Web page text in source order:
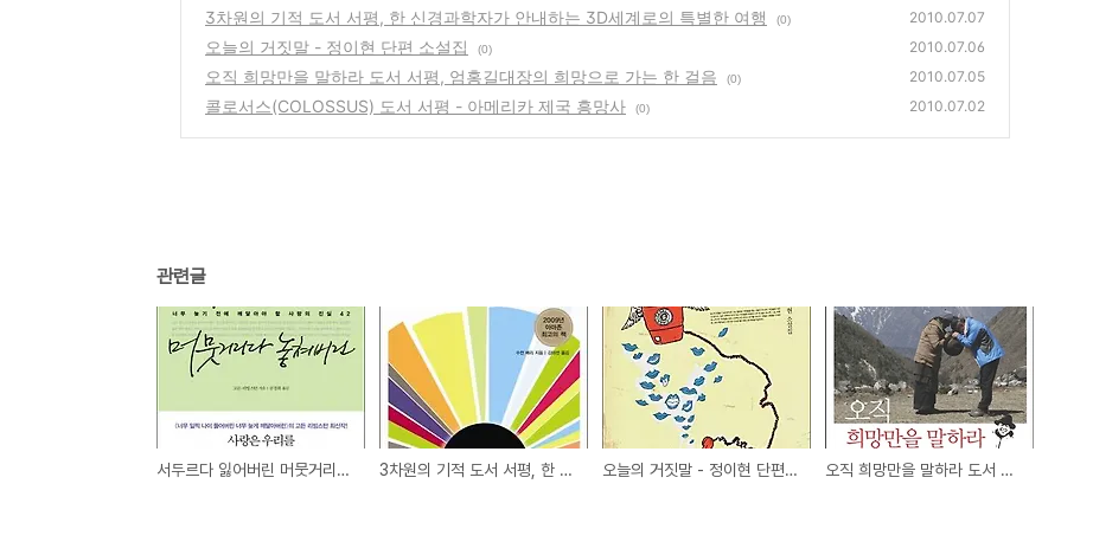
3차원의 기적 도서 서평, 한 신경과학자가 안내하는 3D세계로의 특별한 여행 (0) 2010.07.07
오늘의 거짓말 - 정이현 단편 소설집 (0) 2010.07.06
오직 희망만을 말하라 도서 서평, 엄홍길대장의 희망으로 가는 한 걸음 (0) 2010.07.05
콜로서스(COLOSSUS) 도서 서평 - 아메리카 제국 흥망사 (0) 2010.07.02
관련글
서두르다 잃어버린 머뭇거리다 놓쳐버린 도서 서평, 너무 늦기 전에 깨달아야 할 사랑의 진실 42 3차원의 기적 도서 서평, 한 신경과학자가 안내하는 3D세계로의 특별한 여행 오늘의 거짓말 - 정이현 단편 소설집 오직 희망만을 말하라 도서 서평, 엄홍길대장의 희망으로 가는 한 걸음